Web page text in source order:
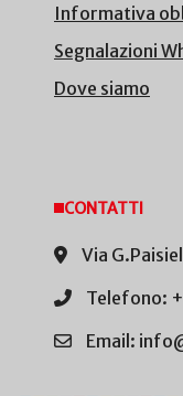
Informativa
Segnalazioni
Dove siamo
CONTATTI
Via
Telefono:
Email: